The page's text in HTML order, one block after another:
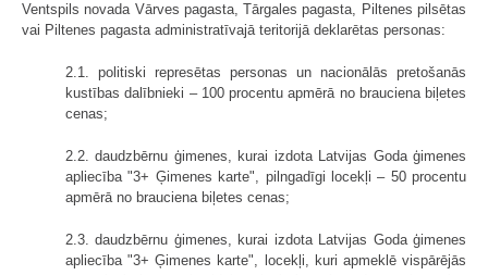
Ventspils novada Vārves pagasta, Tārgales pagasta, Piltenes pilsētas
vai Piltenes pagasta administratīvajā teritorijā deklarētas personas:
2.1. politiski represētas personas un nacionālās pretošanās
kustības dalībnieki – 100 procentu apmērā no brauciena biļetes
cenas;
2.2. daudzbērnu ģimenes, kurai izdota Latvijas Goda ģimenes
apliecība "3+ Ģimenes karte", pilngadīgi locekļi – 50 procentu
apmērā no brauciena biļetes cenas;
2.3. daudzbērnu ģimenes, kurai izdota Latvijas Goda ģimenes
apliecība "3+ Ģimenes karte", locekļi, kuri apmeklē vispārējās